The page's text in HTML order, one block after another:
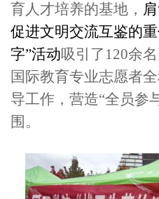
育人才培养的基地，
促进文明交流互鉴的
字”活动吸引 了 120余名
国际教育专业志愿者
导工作，营造“全员参
围。